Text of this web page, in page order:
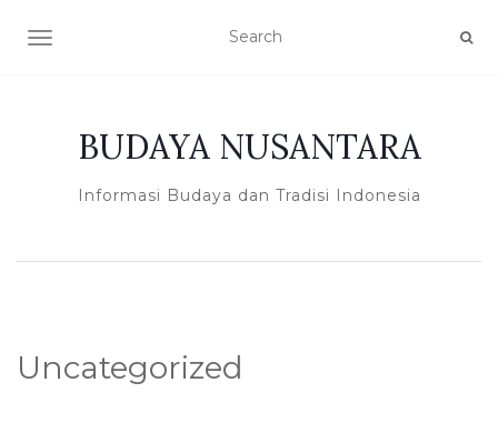
TOGGLE NAVIGATION
BUDAYA NUSANTARA
Informasi Budaya dan Tradisi Indonesia
Uncategorized